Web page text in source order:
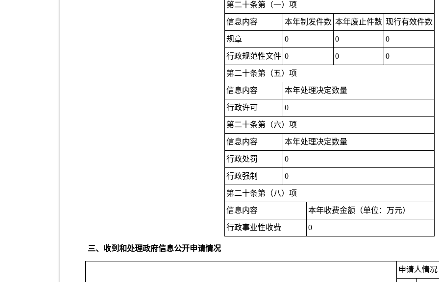
第二十条第（一）项
信息内容 本年制发件数 本年废止件数 现行有效件数
规章 0 0 0
行政规范性文件 0 0 0
第二十条第（五）项
信息内容 本年处理决定数量
行政许可 0
第二十条第（六）项
信息内容 本年处理决定数量
行政处罚 0
行政强制 0
第二十条第（八）项
信息内容 本年收费金额（单位：万元）
行政事业性收费 0
三、收到和处理政府信息公开申请情况
申请人情况